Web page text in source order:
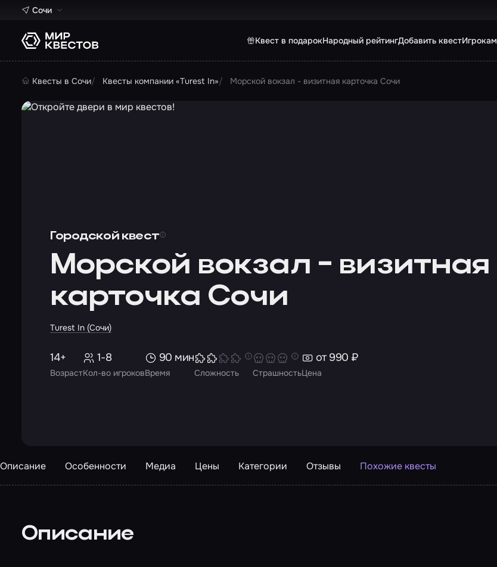
Сочи
Квест в подарокНародный рейтингДобавить квестИгрокам
Квесты в Сочи Квесты компании «Turest In» Морской вокзал - визитная карточка Сочи
Городской квест
Морской вокзал - визитная
карточка Сочи
Turest In (Сочи)
Возраст
14+
Кол-во игроков
1-8
Время
90 мин
Сложность СтрашностьЦена
от 990 ₽
Описание Особенности Медиа Цены Категории Отзывы Похожие квесты
Описание